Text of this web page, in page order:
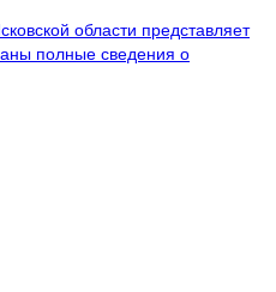
области представляет
полные сведения о